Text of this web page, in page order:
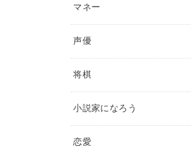
マネー
声優
将棋
小説家になろう
恋愛